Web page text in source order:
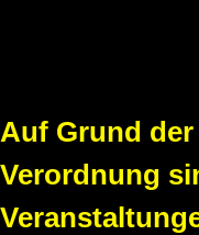
Auf Grund
Verordnung